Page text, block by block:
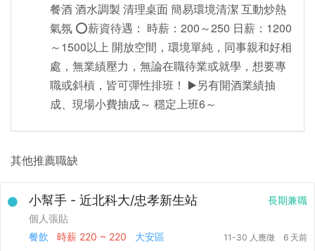
餐酒 酒水調製 清理桌面 簡易環境清潔 互動炒熱
氣氛 ⭕薪資待遇： 時薪：200～250 日薪：1200
～1500以上 開放空間，環境單純，同事親和好相
處，無業績壓力，無論在職待業或就學，想要專
職或斜槓，皆可彈性排班！ ▶️另有開酒業績抽
成、現場小費抽成～ 穩定上班6～
其他推薦職缺
長期兼職
小幫手 - 近北科大/忠孝新生站
個人張貼
餐飲
時薪 220 ~ 220 大安區 11-30 人應徵 6 天前